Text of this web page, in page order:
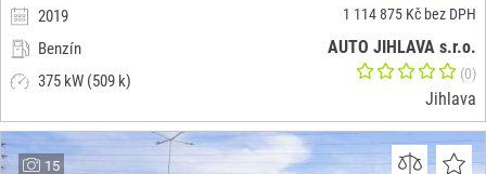
2019
Benzín
375 kW (509 k)
1 114 875 Kč bez DPH
AUTO JIHLAVA s.r.o.
(0)
Jihlava
15